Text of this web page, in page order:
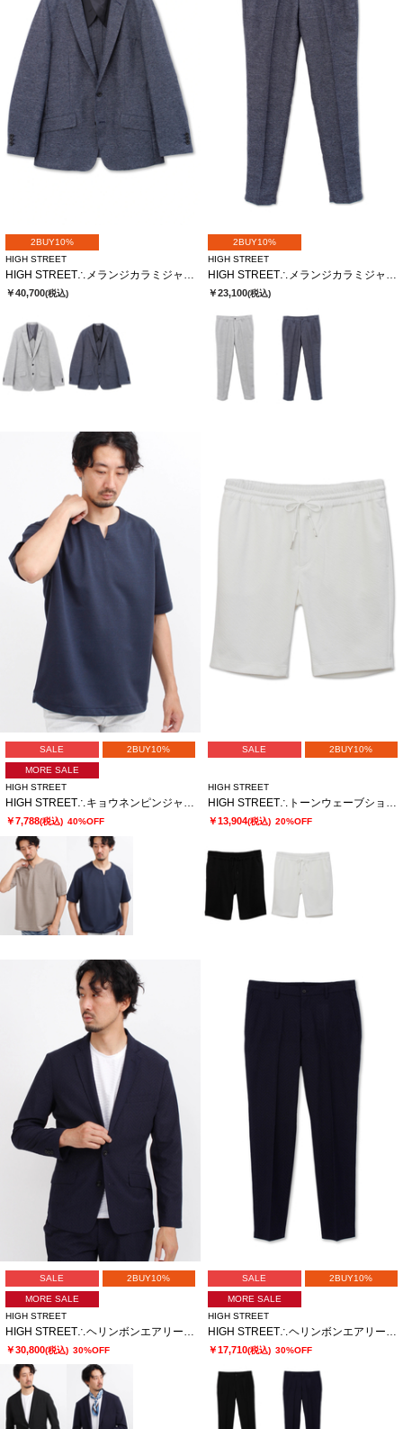
2BUY10%
HIGH STREET
HIGH STREET∴メランジカラミジャージJK
￥40,700(税込)
2BUY10%
HIGH STREET
HIGH STREET∴メランジカラミジャージイージーPT
￥23,100(税込)
SALE 2BUY10%
MORE SALE
HIGH STREET
HIGH STREET∴キョウネンピンジャージハンソデBigキーネック
￥7,788(税込) 40%OFF
SALE 2BUY10%
HIGH STREET
HIGH STREET∴トーンウェーブショーツ
￥13,904(税込) 20%OFF
SALE 2BUY10%
MORE SALE
HIGH STREET
HIGH STREET∴ヘリンボンエアリーサッカーJK
￥30,800(税込) 30%OFF
SALE 2BUY10%
MORE SALE
HIGH STREET
HIGH STREET∴ヘリンボンエアリーサッカーイージーPT
￥17,710(税込) 30%OFF